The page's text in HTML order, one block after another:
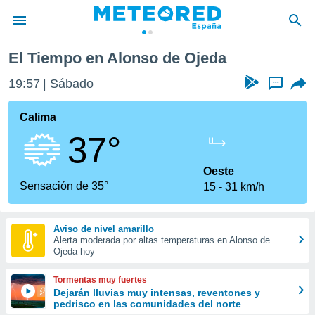
de
por
que se
calidad.
a este
las
y
forma
digital
basada
El Tiempo en Alonso de Ojeda
19:57 Sábado ...
Calima
37°
Sensación de 35°
Oeste
15
31 km/h
Aviso de nivel amarillo
Alerta moderada por altas temperaturas en Alonso de
Ojeda hoy
Tormentas muy fuertes
Dejarán lluvias muy intensas, reventones y
pedrisco en las comunidades del norte